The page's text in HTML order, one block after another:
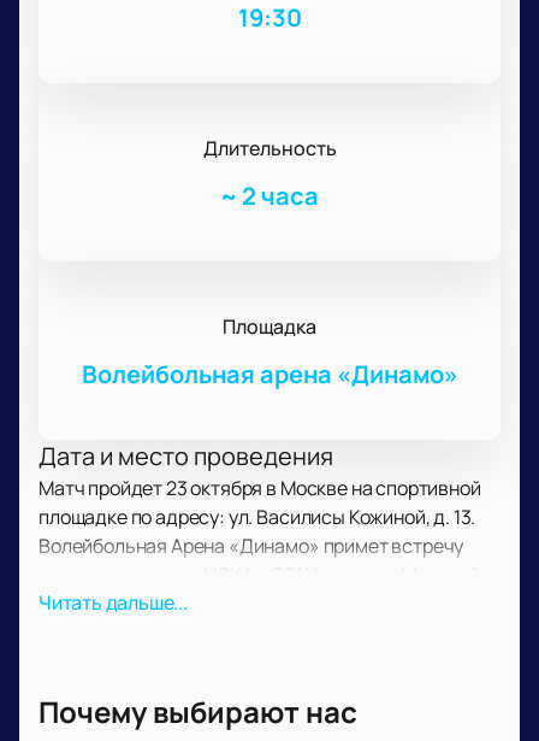
19:30
Длительность
~ 2 часа
Площадка
Волейбольная арена «Динамо»
Дата и место проведения
Матч пройдет 23 октября в Москве на спортивной
площадке по адресу: ул. Василисы Кожиной, д. 13.
Волейбольная Арена «Динамо» примет встречу
Лиги.
состоится в рамках российского чемпионата среди
мужских команд. Волейбольная Арена «Динамо»
Читать дальше...
Почему выбирают нас